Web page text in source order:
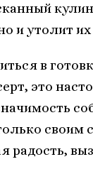
и утолит
в
это
радость,